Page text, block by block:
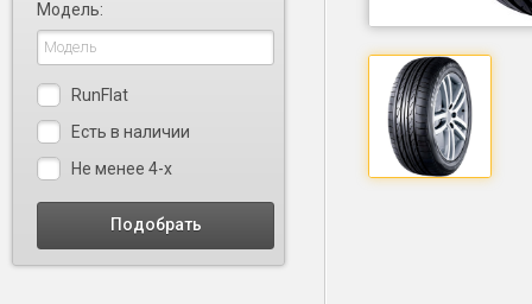
Модель:
RunFlat
Есть в наличии
Не менее 4-х